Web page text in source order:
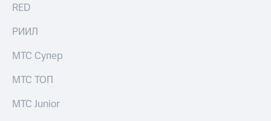
Контакты
развитие
этика
RED
РИИЛ
МТС Супер
МТС ТОП
МТС Junior